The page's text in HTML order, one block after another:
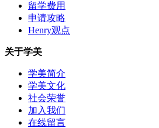
留学费用
申请攻略
Henry观点
关于学美
学美简介
学美文化
社会荣誉
加入我们
在线留言